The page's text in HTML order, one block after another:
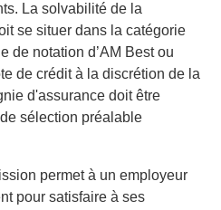
La solvabilité de la
se situer dans la catégorie
de notation d’AM Best ou
de crédit à la discrétion de la
d'assurance doit être
sélection préalable
permet à un employeur
pour satisfaire à ses